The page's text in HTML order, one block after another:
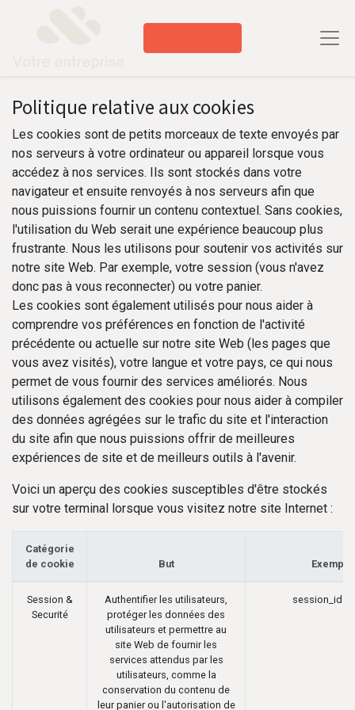
Politique relative aux cookies
Les cookies sont de petits morceaux de texte envoyés par
nos serveurs à votre ordinateur ou appareil lorsque vous
accédez à nos services. Ils sont stockés dans votre
navigateur et ensuite renvoyés à nos serveurs afin que
nous puissions fournir un contenu contextuel. Sans cookies,
l'utilisation du Web serait une expérience beaucoup plus
frustrante. Nous les utilisons pour soutenir vos activités sur
notre site Web. Par exemple, votre session (vous n'avez
donc pas à vous reconnecter) ou votre panier.
Les cookies sont également utilisés pour nous aider à
comprendre vos préférences en fonction de l'activité
précédente ou actuelle sur notre site Web (les pages que
vous avez visités), votre langue et votre pays, ce qui nous
permet de vous fournir des services améliorés. Nous
utilisons également des cookies pour nous aider à compiler
des données agrégées sur le trafic du site et l'interaction
du site afin que nous puissions offrir de meilleures
expériences de site et de meilleurs outils à l'avenir.
Voici un aperçu des cookies susceptibles d'être stockés
sur votre terminal lorsque vous visitez notre site Internet :
Catégorie
de cookie
But
Session &
Securité
Authentifier les utilisateurs,
protéger les données des
utilisateurs et permettre au
site Web de fournir les
services attendus par les
utilisateurs, comme la
conservation du contenu de
leur panier ou l'autorisation de
session_id